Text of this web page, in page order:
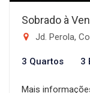
Sobrado à
Jd. Perola,
3 Quartos 3
Mais